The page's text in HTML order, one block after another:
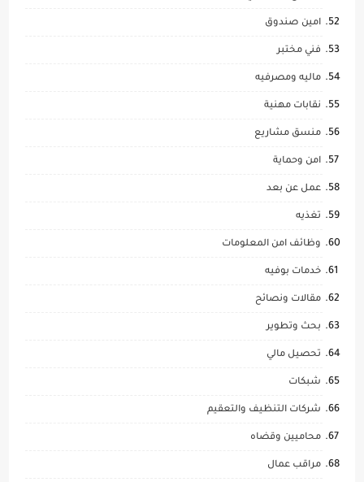
امين صندوق
فني مختبر
ماليه ومصرفيه
نقابات مهنية
منسق مشاريع
امن وحماية
عمل عن بعد
تغذيه
وظائف امن المعلومات
خدمات بوفيه
مقالات ونصائح
بحث وتطوير
تحصيل مالي
شبكات
شركات التنظيف والتعقيم
محاميين وقضاه
مراقب عمال